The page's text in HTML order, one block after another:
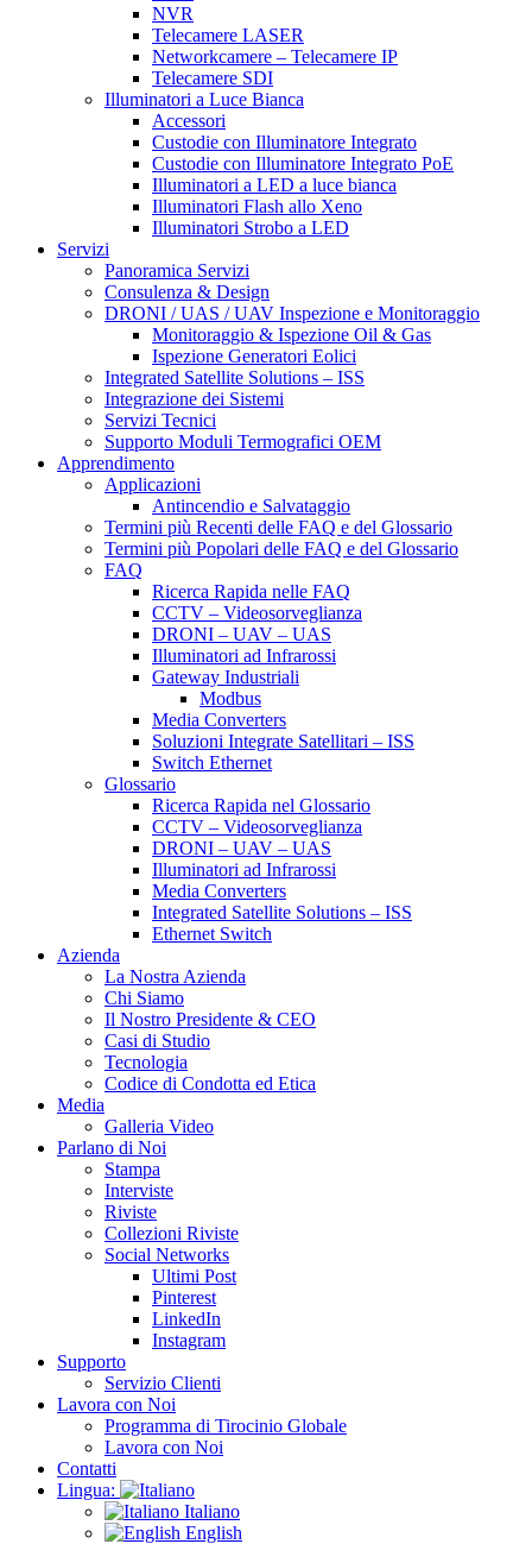
NVR
Telecamere LASER
Networkcamere – Telecamere IP
Telecamere SDI
Illuminatori a Luce Bianca
Accessori
Custodie con Illuminatore Integrato
Custodie con Illuminatore Integrato PoE
Illuminatori a LED a luce bianca
Illuminatori Flash allo Xeno
Illuminatori Strobo a LED
Servizi
Panoramica Servizi
Consulenza & Design
DRONI / UAS / UAV Inspezione e Monitoraggio
Monitoraggio & Ispezione Oil & Gas
Ispezione Generatori Eolici
Integrated Satellite Solutions – ISS
Integrazione dei Sistemi
Servizi Tecnici
Supporto Moduli Termografici OEM
Apprendimento
Applicazioni
Antincendio e Salvataggio
Termini più Recenti delle FAQ e del Glossario
Termini più Popolari delle FAQ e del Glossario
FAQ
Ricerca Rapida nelle FAQ
CCTV – Videosorveglianza
DRONI – UAV – UAS
Illuminatori ad Infrarossi
Gateway Industriali
Modbus
Media Converters
Soluzioni Integrate Satellitari – ISS
Switch Ethernet
Glossario
Ricerca Rapida nel Glossario
CCTV – Videosorveglianza
DRONI – UAV – UAS
Illuminatori ad Infrarossi
Media Converters
Integrated Satellite Solutions – ISS
Ethernet Switch
Azienda
La Nostra Azienda
Chi Siamo
Il Nostro Presidente & CEO
Casi di Studio
Tecnologia
Codice di Condotta ed Etica
Media
Galleria Video
Parlano di Noi
Stampa
Interviste
Riviste
Collezioni Riviste
Social Networks
Ultimi Post
Pinterest
LinkedIn
Instagram
Supporto
Servizio Clienti
Lavora con Noi
Programma di Tirocinio Globale
Lavora con Noi
Contatti
Lingua:
Italiano
English